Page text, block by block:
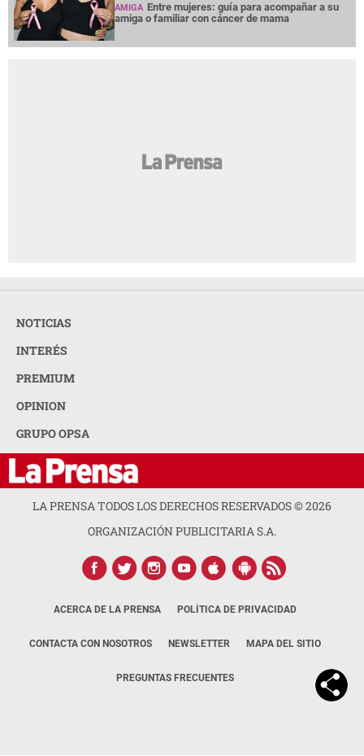
AMIGA Entre mujeres: guía para acompañar a su
amiga o familiar con cáncer de mama
NOTICIAS
INTERÉS
PREMIUM
OPINION
GRUPO OPSA
LA PRENSA TODOS LOS DERECHOS RESERVADOS ©2026
ORGANIZACIÓN PUBLICITARIA S.A.
ACERCA DE LA PRENSA POLÍTICA DE PRIVACIDAD
CONTACTA CON NOSOTROS NEWSLETTER MAPA DEL SITIO
PREGUNTAS FRECUENTES